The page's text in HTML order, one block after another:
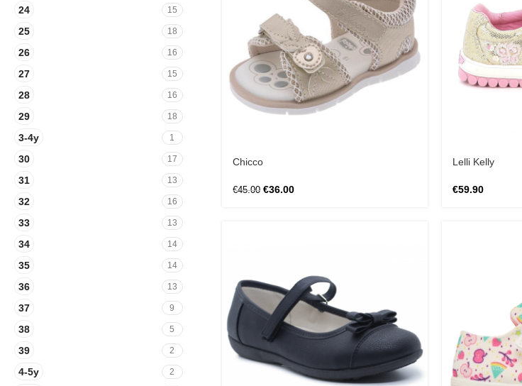
24 15
25 18
26 16
27 15
28 16
29 18
3-4y 1
30 17
31 13
32 16
33 13
34 14
35 14
36 13
37 9
38 5
39 2
4-5y 2
Chicco
€45.00 €36.00
Lelli Kelly
€59.90